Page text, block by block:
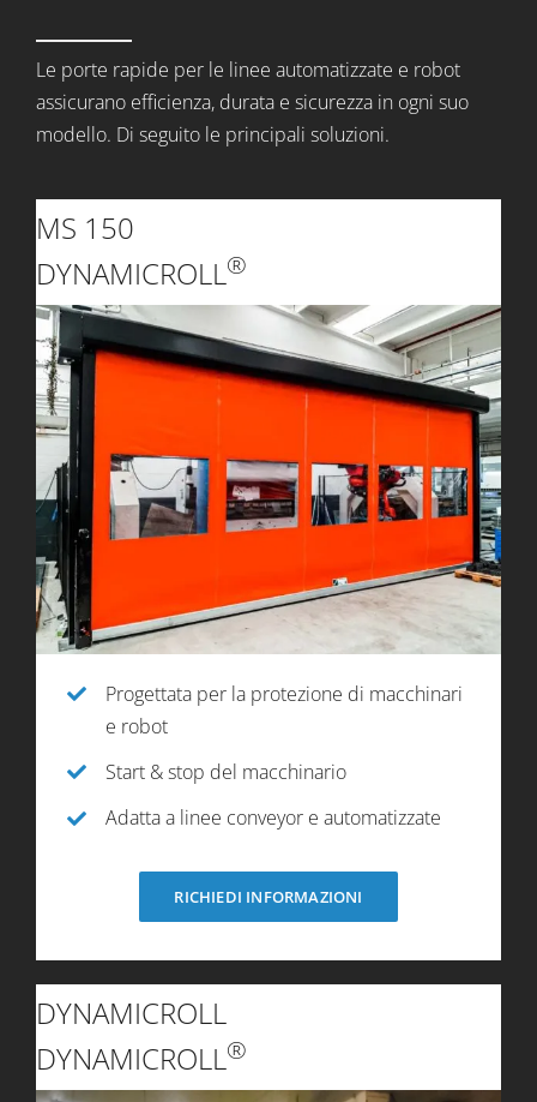
Le porte rapide per le linee automatizzate e robot
assicurano efficienza, durata e sicurezza in ogni suo
modello. Di seguito le principali soluzioni.
MS 150
DYNAMICROLL®
Progettata per la protezione di macchinari
e robot
Start & stop del macchinario
Adatta a linee conveyor e automatizzate
RICHIEDI INFORMAZIONI
DYNAMICROLL
DYNAMICROLL®